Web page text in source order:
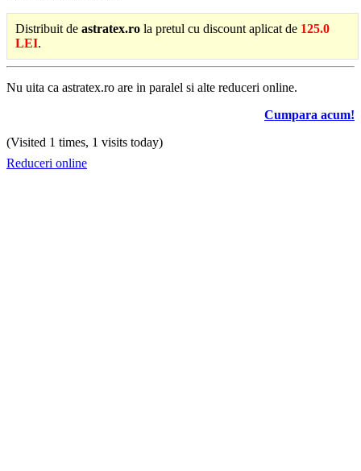
Distribuit de astratex.ro la pretul cu discount aplicat de 125.0
LEI.
Nu uita ca astratex.ro are in paralel si alte reduceri online.
Cumpara acum!
(Visited 1 times, 1 visits today)
Reduceri online